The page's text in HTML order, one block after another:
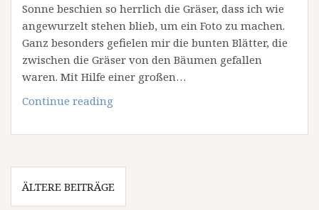
Sonne beschien so herrlich die Gräser, dass ich wie
angewurzelt stehen blieb, um ein Foto zu machen.
Ganz besonders gefielen mir die bunten Blätter, die
zwischen die Gräser von den Bäumen gefallen
waren. Mit Hilfe einer großen…
Continue reading
Beitragsnavigation
ÄLTERE BEITRÄGE